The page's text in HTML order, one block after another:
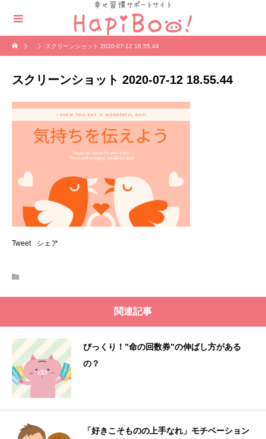
スクリーンショット 2020-07-12 18.55.44
スクリーンショット 2020-07-12 18.55.44
Tweet シェア
関連記事
びっくり！”命の回数券”の伸ばし方がある
の？
「好きこそものの上手なれ」モチベーション